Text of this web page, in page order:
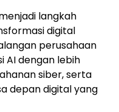
langkah
digital
perusahaan
AI dengan lebih
siber, serta
depan digital yang